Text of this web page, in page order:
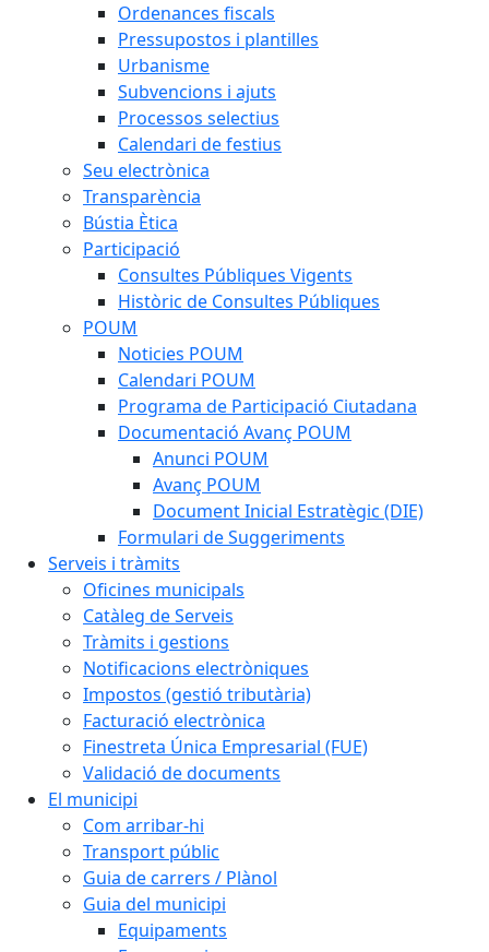
Ordenances fiscals
Pressupostos i plantilles
Urbanisme
Subvencions i ajuts
Processos selectius
Calendari de festius
Seu electrònica
Transparència
Bústia Ètica
Participació
Consultes Públiques Vigents
Històric de Consultes Públiques
POUM
Noticies POUM
Calendari POUM
Programa de Participació Ciutadana
Documentació Avanç POUM
Anunci POUM
Avanç POUM
Document Inicial Estratègic (DIE)
Formulari de Suggeriments
Serveis i tràmits
Oficines municipals
Catàleg de Serveis
Tràmits i gestions
Notificacions electròniques
Impostos (gestió tributària)
Facturació electrònica
Finestreta Única Empresarial (FUE)
Validació de documents
El municipi
Com arribar-hi
Transport públic
Guia de carrers / Plànol
Guia del municipi
Equipaments